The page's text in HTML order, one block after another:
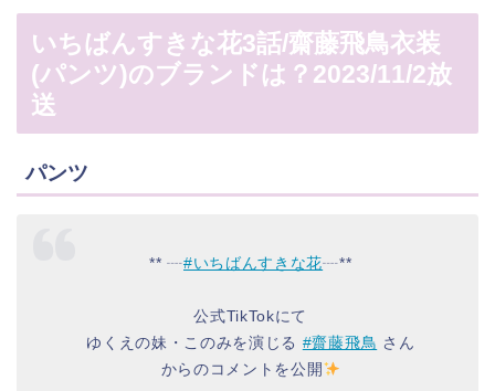
いちばんすきな花3話/齋藤飛鳥衣装
(パンツ)のブランドは？2023/11/2放
送
パンツ
** ┈#いちばんすきな花┈**
公式TikTokにて
ゆくえの妹・このみを演じる #齋藤飛鳥 さん
からのコメントを公開